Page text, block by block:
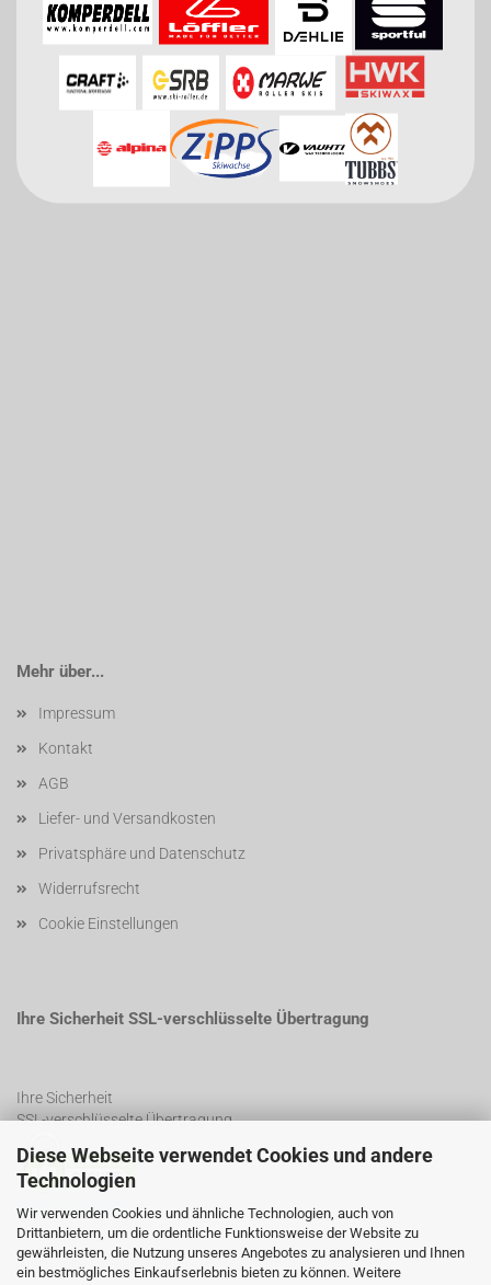
Diese Webseite verwendet Cookies und andere
Technologien
Wir verwenden Cookies und ähnliche Technologien, auch von
Drittanbietern, um die ordentliche Funktionsweise der Website zu
gewährleisten, die Nutzung unseres Angebotes zu analysieren und Ihnen
ein bestmögliches Einkaufserlebnis bieten zu können. Weitere
Mehr über...
Impressum
Kontakt
AGB
Liefer- und Versandkosten
Privatsphäre und Datenschutz
Widerrufsrecht
Cookie Einstellungen
Ihre Sicherheit SSL-verschlüsselte Übertragung
Ihre Sicherheit
SSL-verschlüsselte Übertragung
SSL Certificate